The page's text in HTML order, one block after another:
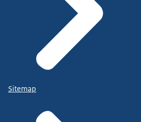
Sitemap